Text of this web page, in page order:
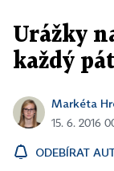
Urážky
každý
Markéta
15. 6. 2016
ODEBÍRAT